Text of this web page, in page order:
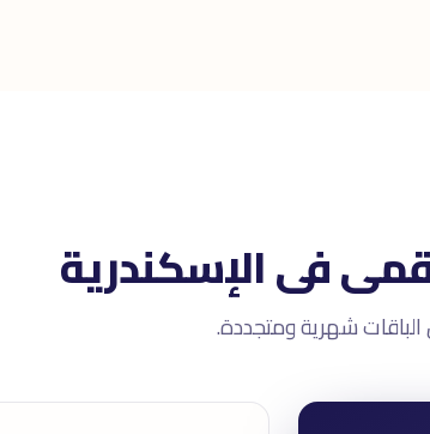
فى الإسكندرية